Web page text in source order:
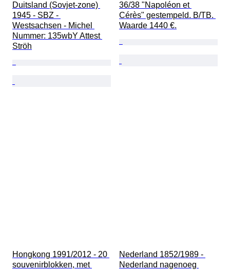
Duitsland (Sovjet-zone)
1945 - SBZ -
Westsachsen - Michel
Nummer: 135wbY Attest
Ströh
36/38 "Napoléon et
Cérès" gestempeld. B/TB.
Waarde 1440 €.
Hongkong 1991/2012 - 20
souvenirblokken, met
Nederland 1852/1989 -
Nederland nagenoeg